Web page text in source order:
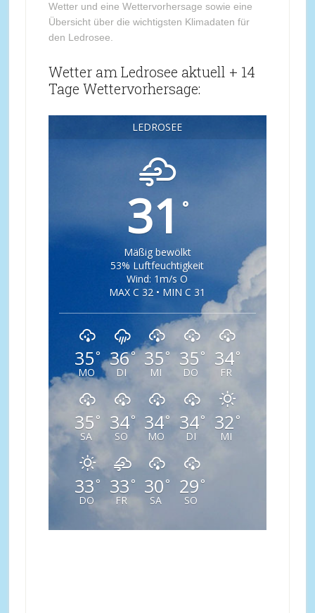
Wetter und eine Wettervorhersage sowie eine
Übersicht über die wichtigsten Klimadaten für
den Ledrosee.
Wetter am Ledrosee aktuell + 14
Tage Wettervorhersage:
LEDROSEE
31 °
Mäßig bewölkt
53% Luftfeuchtigkeit
Wind: 1m/s O
MAX C 32 • MIN C 31
35°
MO
36°
DI
35°
MI
35 °
DO
34°
FR
35 °
SA
34°
SO
34°
MO
34°
DI
32 °
MI
33°
DO
33 °
FR
30 °
SA
29 °
SO